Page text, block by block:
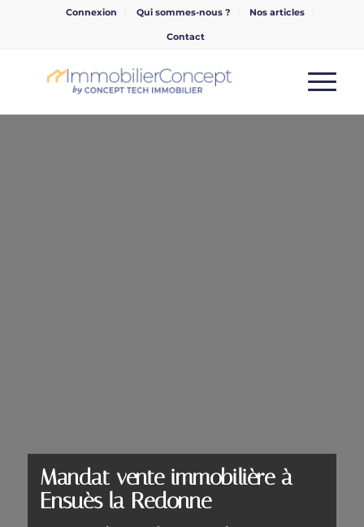
Connexion Qui sommes-nous ? Nos articles
Contact
Mandat vente immobilière à
Ensuès la Redonne